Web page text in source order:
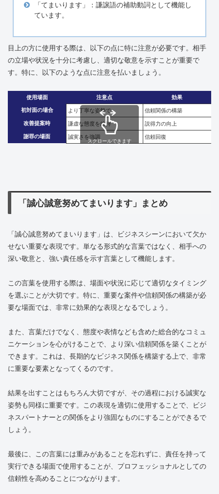
「てまいります」：謙譲語の補助動詞として機能し
ています。
目上の方に使用する際は、以下の点に特に注意が必要です。相手
の立場や状況を十分に考慮し、適切な敬意を示すことが重要で
す。特に、以下のような点に注意を払いましょう。
使用場面 注意点 効果
初対面の場合 より丁寧な姿勢で 信頼関係の構築
改善提案時 謙虚な態度を維持 説得力の向上
謝罪の場面 誠実さを強調 信頼回復
スクロールできます
「誠心誠意努めてまいります」まとめ
「誠心誠意努めてまいります」は、ビジネスシーンにおいて欠か
せない重要な表現です。単なる形式的な言葉ではなく、相手への
深い敬意と、強い責任感を示す言葉として機能します。
この言葉を使用する際は、場面や状況に応じて適切なタイミング
を選ぶことが大切です。特に、重要な案件や信頼関係の構築が必
要な場面では、非常に効果的な表現となるでしょう。
また、言葉だけでなく、態度や表情なども含めた総合的なコミュ
ニケーションを心がけることで、より深い信頼関係を築くことが
できます。これは、長期的なビジネス関係を構築する上で、非常
に重要な要素となってくるのです。
結果を出すことはもちろん大切ですが、その過程における誠実な
姿勢も同様に重要です。この表現を適切に使用することで、ビジ
ネスパートナーとの関係をより強固なものにすることができるで
しょう。
最後に、この言葉には重みがあることを忘れずに、責任を持って
実行できる場面で使用することが、プロフェッショナルとしての
信頼性を高めることにつながります。